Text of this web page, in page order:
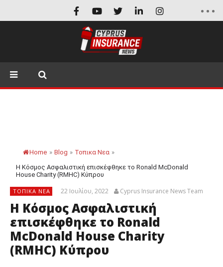
Home » Blog » Τοπικα Νεα »
Η Κόσμος Ασφαλιστική επισκέφθηκε το Ronald McDonald
House Charity (RMHC) Κύπρου
ΤΟΠΙΚΑ ΝΕΑ 22 Ιουλίου, 2022 Cyprus Insurance News Team
Η Κόσμος Ασφαλιστική
επισκέφθηκε το Ronald
McDonald House Charity
(RMHC) Κύπρου